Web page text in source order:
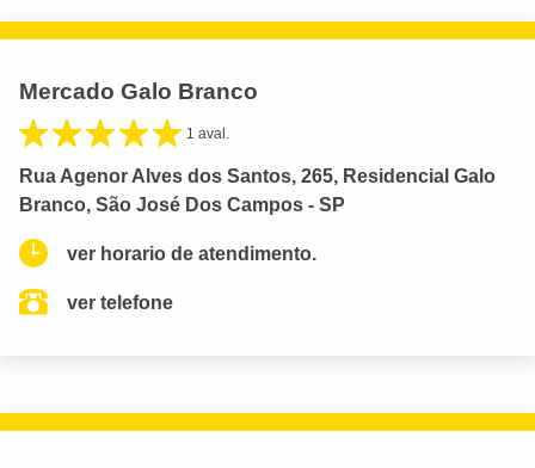
Mercado Galo Branco
1 aval.
Rua Agenor Alves dos Santos, 265, Residencial Galo
Branco, São José Dos Campos - SP
ver horario de atendimento.
ver telefone